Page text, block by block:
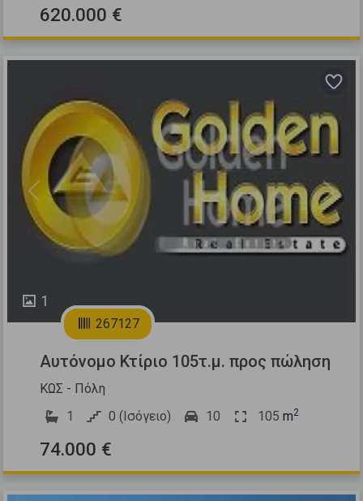
620.000 €
1
Previous Next
267127
Αυτόνομο Κτίριο 105τ.μ. προς πώληση
ΚΩΣ - Πόλη
1
0 (Ισόγειο) 10 105 m2
74.000 €